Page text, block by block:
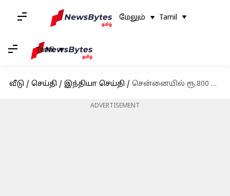
மேலும் Tamil
Tamil
வீடு / செய்தி / இந்தியா செய்தி / சென்னையில் ரூ.800 கோடி மோசடி செய்து கைதாகி ஜாமீனில் வெளியேவந்த ஹிஜாவு நிறுவன நிர்வாகி தூக்கிட்டு தற்கொலை
ADVERTISEMENT